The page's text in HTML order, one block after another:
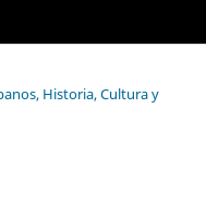
Historia, Cultura y